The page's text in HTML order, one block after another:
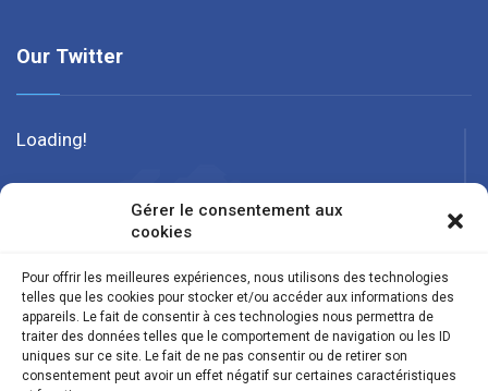
Gérer le consentement aux
cookies
Pour offrir les meilleures expériences, nous utilisons des technologies
telles que les cookies pour stocker et/ou accéder aux informations des
appareils. Le fait de consentir à ces technologies nous permettra de
traiter des données telles que le comportement de navigation ou les ID
uniques sur ce site. Le fait de ne pas consentir ou de retirer son
consentement peut avoir un effet négatif sur certaines caractéristiques
Our Twitter
Loading!